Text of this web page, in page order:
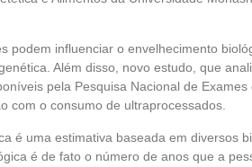
podem influenciar o envelhecimento
Além disso, novo estudo, que
pela Pesquisa Nacional de
com o consumo de ultraprocessados.
é uma estimativa baseada em diversos
é de fato o número de anos que a